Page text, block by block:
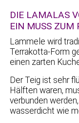
DIE LAMALAS
EIN MUSS ZUM
Lammele wird
Terrakotta-Form
einen zarten
Der Teig ist sehr
Hälften waren,
verbunden
wasserdicht wie